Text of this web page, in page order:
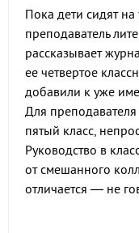
Пока дети сидят
преподаватель
рассказывает
ее четвертое
добавили к уже
Для
пятый класс,
Руководство в
от смешанного
отличается — не